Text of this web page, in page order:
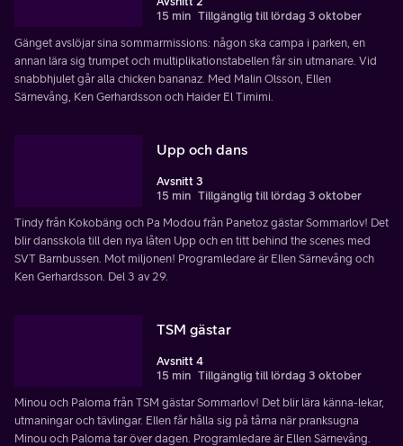
15 min Tillgänglig till lördag 3 oktober
Gänget avslöjar sina sommarmissions: någon ska campa i parken, en
annan lära sig trumpet och multiplikationstabellen får sin utmanare. Vid
snabbhjulet går alla chicken bananaz. Med Malin Olsson, Ellen
Särnevång, Ken Gerhardsson och Haider El Timimi.
Upp och dans
Avsnitt 3
15 min Tillgänglig till lördag 3 oktober
Tindy från Kokobäng och Pa Modou från Panetoz gästar Sommarlov! Det
blir dansskola till den nya låten Upp och en titt behind the scenes med
SVT Barnbussen. Mot miljonen! Programledare är Ellen Särnevång och
Ken Gerhardsson. Del 3 av 29.
TSM gästar
Avsnitt 4
15 min Tillgänglig till lördag 3 oktober
Minou och Paloma från TSM gästar Sommarlov! Det blir lära känna-lekar,
utmaningar och tävlingar. Ellen får hålla sig på tårna när pranksugna
Minou och Paloma tar över dagen. Programledare är Ellen Särnevång.